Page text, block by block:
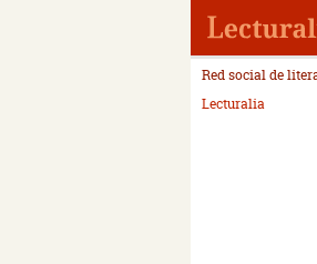
Red social de
Lecturalia